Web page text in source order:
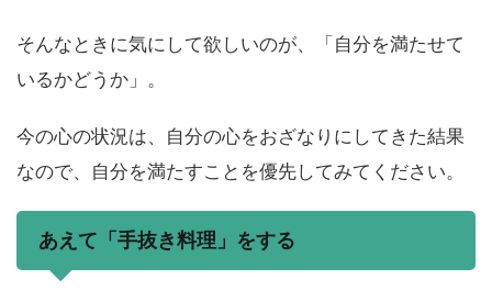
そんなときに気にして欲しいのが、「自分を満たせて
いるかどうか」。
今の心の状況は、自分の心をおざなりにしてきた結果
なので、自分を満たすことを優先してみてください。
あえて「手抜き料理」をする